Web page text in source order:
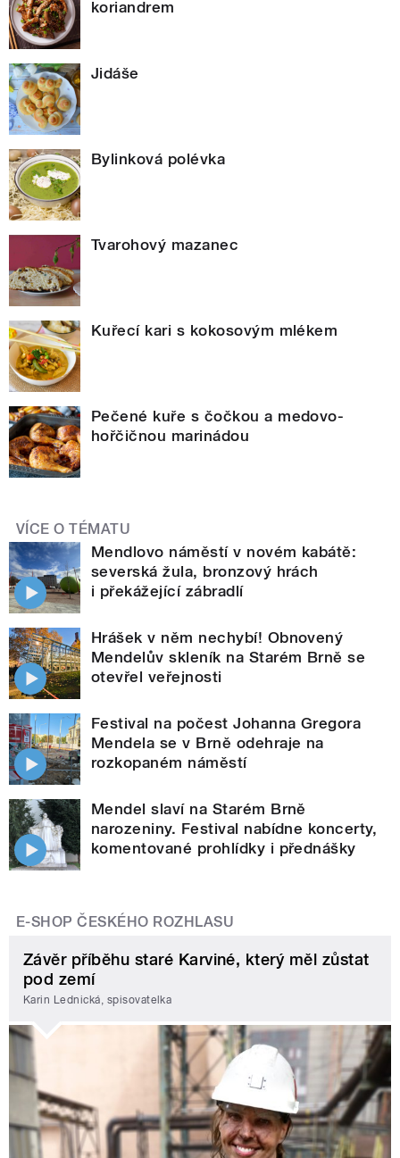
koriandrem
Jidáše
Bylinková polévka
Tvarohový mazanec
Kuřecí kari s kokosovým mlékem
Pečené kuře s čočkou a medovo-
hořčičnou marinádou
VÍCE O TÉMATU
Mendlovo náměstí v novém kabátě:
severská žula, bronzový hrách
i překážející zábradlí
Hrášek v něm nechybí! Obnovený
Mendelův skleník na Starém Brně se
otevřel veřejnosti
Festival na počest Johanna Gregora
Mendela se v Brně odehraje na
rozkopaném náměstí
Mendel slaví na Starém Brně
narozeniny. Festival nabídne koncerty,
komentované prohlídky i přednášky
E-SHOP ČESKÉHO ROZHLASU
Závěr příběhu staré Karviné, který měl zůstat
pod zemí
Karin Lednická, spisovatelka